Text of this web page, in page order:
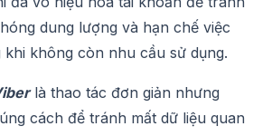
dung lượng và hạn chế việc
khi không còn nhu cầu sử dụng.
là thao tác đơn giản nhưng
cách để tránh mất dữ liệu quan